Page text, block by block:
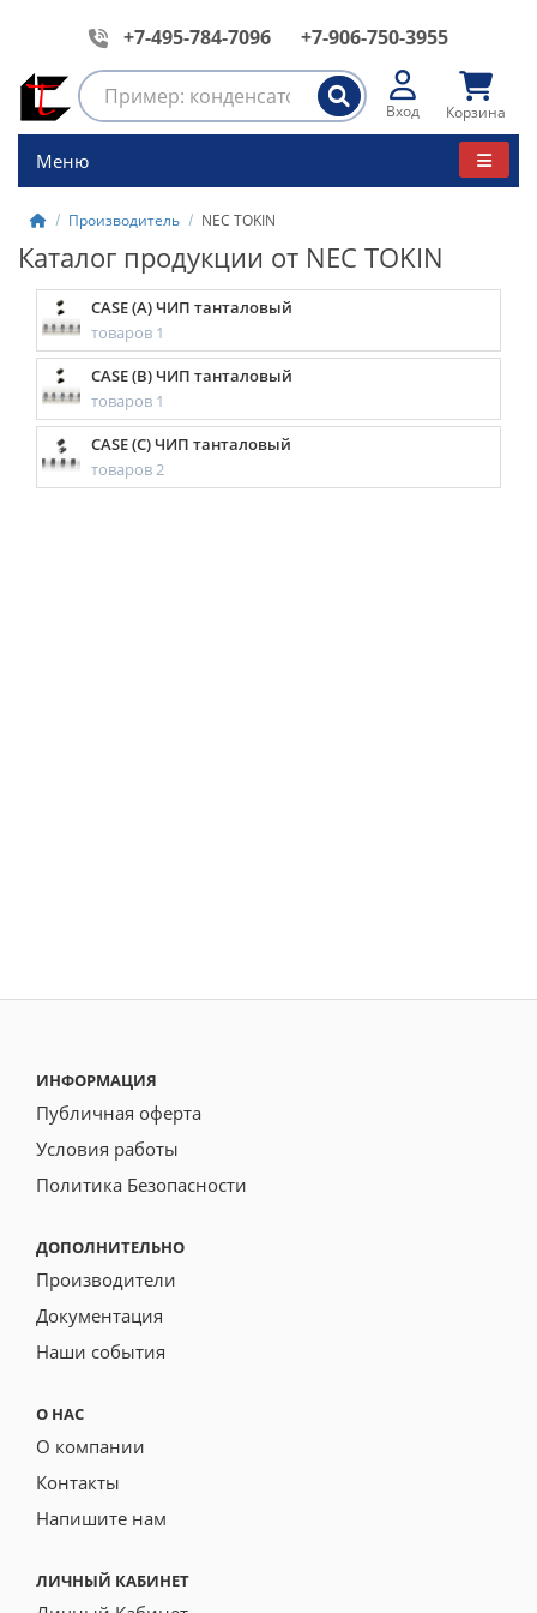
+7-495-784-7096 +7-906-750-3955
Вход Корзина
Меню
Производитель NEC TOKIN
Каталог продукции от NEC TOKIN
CASE (A) ЧИП танталовый
товаров 1
CASE (B) ЧИП танталовый
товаров 1
CASE (C) ЧИП танталовый
товаров 2
ИНФОРМАЦИЯ
Публичная оферта
Условия работы
Политика Безопасности
ДОПОЛНИТЕЛЬНО
Производители
Документация
Наши события
О НАС
О компании
Контакты
Напишите нам
ЛИЧНЫЙ КАБИНЕТ